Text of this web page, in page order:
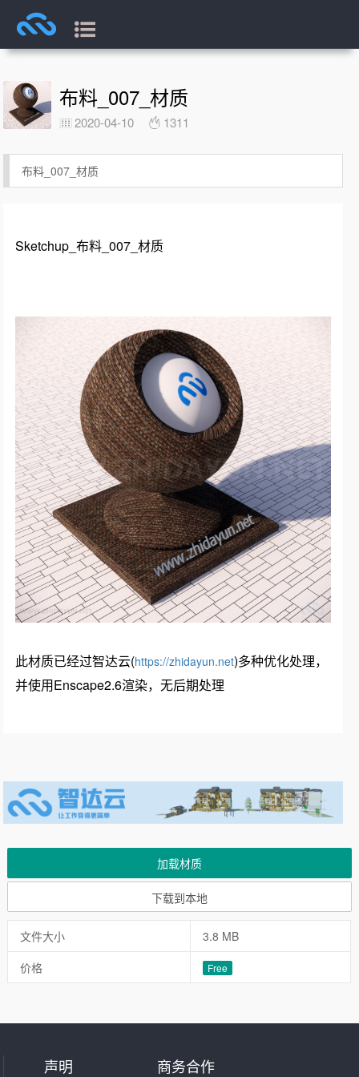
布料_007_材质
2020-04-10 1311
布料_007_材质
Sketchup_布料_007_材质
此材质已经过智达云(https://zhidayun.net)多种优化处理，
并使用Enscape2.6渲染，无后期处理
加载材质
下载到本地
文件大小
3.8 MB
价格
Free
声明 商务合作